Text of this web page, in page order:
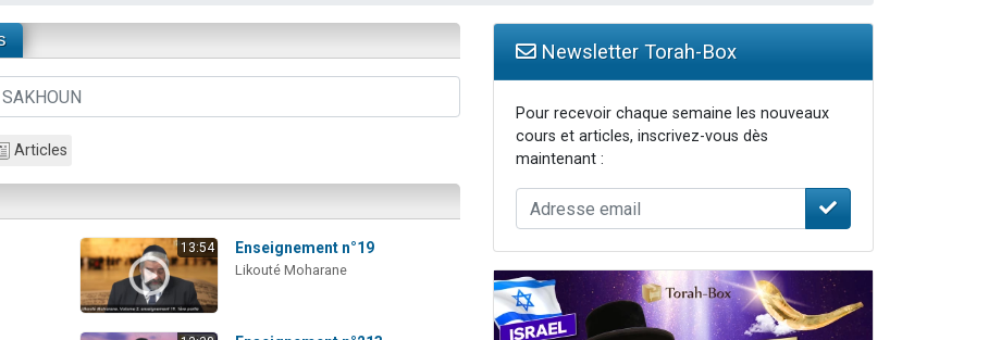
radio : Visions de grandeur n°104 : Le Chabbath et le Birkat Hamazone à travers le temps
viennent de nous rejoindre sur WhatsApp
Articles
13:54 Enseignement n°19
Likouté Moharane
Newsletter Torah-Box
Pour recevoir chaque semaine les nouveaux
cours et articles, inscrivez-vous dès
maintenant :